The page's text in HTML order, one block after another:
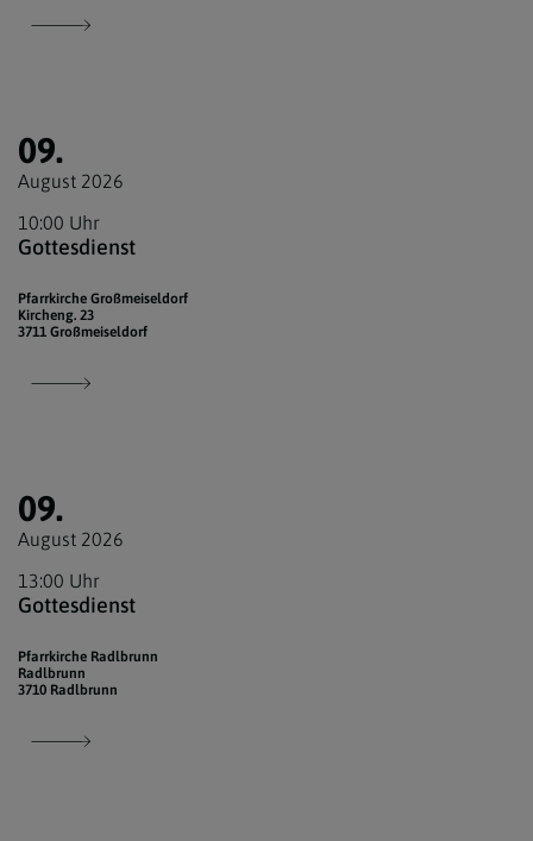
09.
August 2026
10:00 Uhr
Gottesdienst
Pfarrkirche Großmeiseldorf
Kircheng. 23
3711 Großmeiseldorf
09.
August 2026
13:00 Uhr
Gottesdienst
Pfarrkirche Radlbrunn
Radlbrunn
3710 Radlbrunn